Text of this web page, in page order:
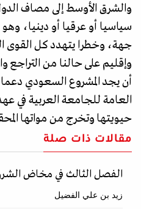
والشرق الأوسط إلى مصاف
سياسيا أو عرقيا أو دينيا،
جهة، وخطرا يتهدد كل القوى
وإقليم على حالنا من التراجع
أن يجد المشروع السعودي دعما
العامة للجامعة العربية في
حيويتها وتخرج من مواتها
مقالات ذات صلة
الفصل الثالث في مخاض
زيد بن علي الفضيل